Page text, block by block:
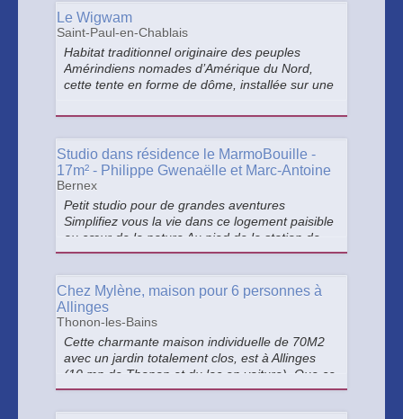
Le Wigwam
Saint-Paul-en-Chablais
Habitat traditionnel originaire des peuples
Amérindiens nomades d’Amérique du Nord,
cette tente en forme de dôme, installée sur une
vous offrir une vue imprenable sur le site de la
Studio dans résidence le MarmoBouille -
17m² - Philippe Gwenaëlle et Marc-Antoine
Bernex
Petit studio pour de grandes aventures
Simplifiez vous la vie dans ce logement paisible
au cœur de la nature Au pied de la station de
ski, départ de beaucoup de randonnées >
Chez Mylène, maison pour 6 personnes à
Allinges
Thonon-les-Bains
Cette charmante maison individuelle de 70M2
avec un jardin totalement clos, est à Allinges
(10 mn de Thonon et du lac en voiture). Que ce
soit en famille ou entre amis, elle vous offrira